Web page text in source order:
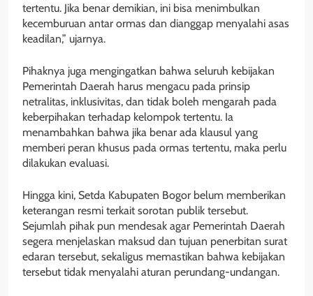
tertentu. Jika benar demikian, ini bisa menimbulkan
kecemburuan antar ormas dan dianggap menyalahi asas
keadilan,” ujarnya.
Pihaknya juga mengingatkan bahwa seluruh kebijakan
Pemerintah Daerah harus mengacu pada prinsip
netralitas, inklusivitas, dan tidak boleh mengarah pada
keberpihakan terhadap kelompok tertentu. Ia
menambahkan bahwa jika benar ada klausul yang
memberi peran khusus pada ormas tertentu, maka perlu
dilakukan evaluasi.
Hingga kini, Setda Kabupaten Bogor belum memberikan
keterangan resmi terkait sorotan publik tersebut.
Sejumlah pihak pun mendesak agar Pemerintah Daerah
segera menjelaskan maksud dan tujuan penerbitan surat
edaran tersebut, sekaligus memastikan bahwa kebijakan
tersebut tidak menyalahi aturan perundang-undangan.